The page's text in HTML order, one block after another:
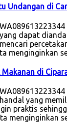
Undangan di
dapat
menginginkan
di
yang
praktis
menginginkan